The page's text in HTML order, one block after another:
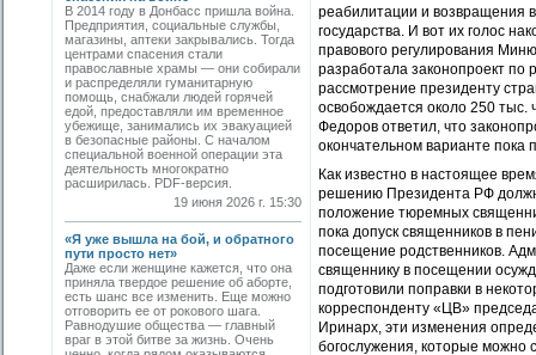
В 2014 году в Донбасс пришла война.
Предприятия, социальные службы,
магазины, аптеки закрывались. Тогда
центрами спасения стали
православные храмы — они собирали
и распределяли гуманитарную
помощь, снабжали людей горячей
едой, предоставляли им временное
убежище, занимались их эвакуацией
в безопасные районы. С началом
специальной военной операции эта
деятельность многократно
расширилась. PDF-версия.
19 июня 2026 г. 15:30
«Я уже вышла на бой, и обратного
пути просто нет»
Даже если женщине кажется, что она
приняла твердое решение об аборте,
есть шанс все изменить. Еще можно
отговорить ее от рокового шага.
Равнодушие общества — главный
враг в этой битве за жизнь. Очень
реабилитации и возвращения
государства. И вот их голос
правового регулирования
разработала законопроект
рассмотрение президенту
освобождается около 250 тыс.
Федоров ответил, что
окончательном варианте пока
Как известно в настоящее
решению Президента РФ
положение тюремных
пока допуск священников в
посещение родственников.
священнику в посещении
подготовили поправки в
корреспонденту «ЦВ»
Иринарх, эти изменения
богослужения, которые можно